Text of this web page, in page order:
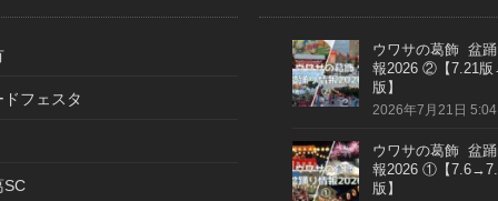
ドフェスタ
SC
ウワサの葛飾 盆
報2026 ②【7.21
版】
2026年7月21日
ウワサの葛飾 盆
報2026 ①【
版】